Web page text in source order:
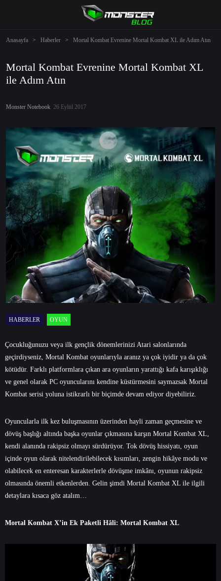
Anasayfa > Haberler > Mortal Kombat Evrenine Mortal Kombat XL ile Adım Atın
Mortal Kombat Evrenine Mortal Kombat XL
ile Adım Atın
Monster Notebook 26 Eylül 2017
HABERLER OYUN
Çocukluğunuzu veya ilk gençlik dönemlerinizi Atari salonlarında
geçirdiyseniz, Mortal Kombat oyunlarıyla aranız ya çok iyidir ya da çok
kötüdür. Farklı platformlara çıkan ara oyunların yarattığı kafa karışıklığı
ve genel olarak PC oyuncularını kendine küstürmesini saymazsak Mortal
Kombat serisi yoluna istikrarlı bir biçimde devam ediyor diyebiliriz.
Oyuncularla ilk kez buluşmasının üzerinden hayli zaman geçmesine ve
dövüş başlığı altında başka oyunlar çıkmasına karşın Mortal Kombat XL,
kendi alanında rakipsiz olmayı sürdürüyor. Tok dövüş hissiyatı, oyun
içinde oyun olarak nitelendirilebilecek kısımları, zengin hikâye modu ve
olabilecek en enteresan karakterlerle dövüşme imkânı, oyunun rakipsiz
olmasında önemli etkenlerden. Gelin şimdi Mortal Kombat XL ile ilgili
detaylara kısaca göz atalım…
Mortal Kombat X’in Ek Paketli Hâli: Mortal Kombat XL